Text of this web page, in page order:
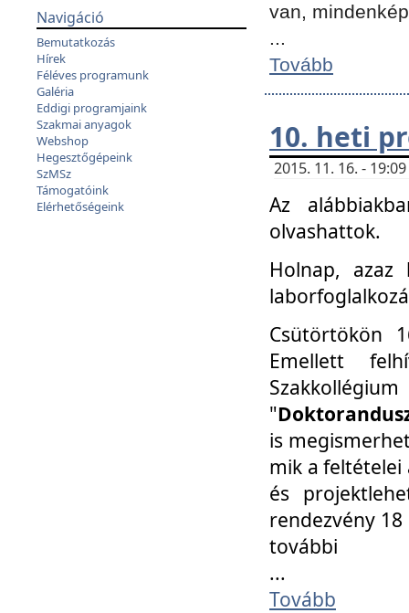
Navigáció
Bemutatkozás
Hírek
Féléves programunk
Galéria
Eddigi programjaink
Szakmai anyagok
Webshop
Hegesztőgépeink
SzMSz
Támogatóink
Elérhetőségeink
van,
...
Tovább
10. heti
2015. 11. 16. -
Az
olvashattok.
Holnap, azaz
Csütörtökön
Emellett
"
is
mik a feltételei
és
rendezvény
további
...
Tovább